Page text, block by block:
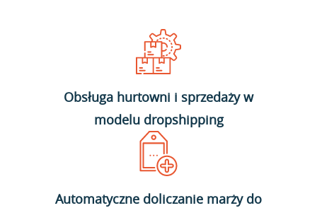
Obsługa hurtowni i sprzedaży w
modelu dropshipping
Automatyczne doliczanie marży do